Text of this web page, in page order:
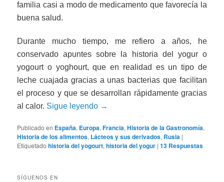
familia casi a modo de medicamento que favorecía la
buena salud.
Durante mucho tiempo, me refiero a años, he
conservado apuntes sobre la historia del yogur o
yogourt o yoghourt, que en realidad es un tipo de
leche cuajada gracias a unas bacterias que facilitan
el proceso y que se desarrollan rápidamente gracias
al calor. Sigue leyendo →
Publicado en España, Europa,Francia,Historia de la Gastronomía,
Historia de los alimentos, Lácteos y sus derivados, Rusia |
Etiquetado historia del yogourt,historia del yogur |13 Respuestas
SÍGUENOS EN